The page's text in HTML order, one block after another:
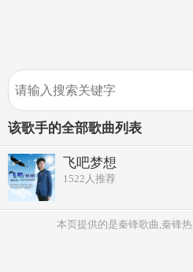
该歌手的全部歌曲列表
飞吧梦想
1522 人推荐
本页提供的是秦锋歌曲,秦锋